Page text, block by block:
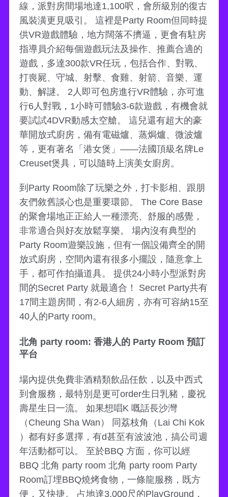
線，派對房間場地達1,100呎，會所級別的復古
風裝潢更見吸引。 這裡是Party Room但同時提
供VR遊戲體驗，地方闊落不擠逼，更會有駐房
指導員介紹每個遊戲玩法及操作、推薦合適的
遊戲，多達300款VR任玩，包括合作、對戰、
打喪屍、守城、射擊、食雞、射箭、音樂、運
動、解謎。 2人即可包房進行VR體驗，亦可進
行6人對戰，1小時可體驗3-6款遊戲，有機會就
要試試4DVR動感太空艙。 這兒還有超大的豪
華開放式廚房，備有電磁爐、蒸焗爐、微波爐
等，更有著名「港女煲」——法國頂級名牌Le
Creuset煲具，可以隨時上演美女廚房。
到Party Room除了玩樂之外，打卡影相、跟朋
友們敘舊談心也是重要環節。 The Core Base
的聚會場地正正給人一種漂亮、舒服的感覺，
非常適合與好友放鬆享樂。 場內沒有典型的
Party Room遊樂設施，但有一個設備齊全的開
放式廚房，空間內還有很多小擺設，隨意拿上
手，都可作拍攝道具。 提供24小時小型派對房
間的Secret Party 就最適合！ Secret Party共有
17間主題房間，有2-6人細房，亦有可容納15至
40人的Party room。
北角 party room: 香港人的 Party Room 預訂
平台
場內提供免費非酒精類飲品任飲，以及中西式
到會服務，最特別是更可order生日乳豬，慶祝
壽星生日一流。 如果想唱K 嘅話長沙灣
（Cheung Sha Wan） 同荔枝角（Lai Chi Kok
）都有好多選擇，有d甚至有波波池，搞公司週
年活動都可以。 至於BBQ 方面，你可以經
BBQ 北角 party room 北角 party room Party
Room訂埋BBQ燒烤食物，一條龍服務，既方
便，又快捷。 占地達3,000尺的PlayGround，